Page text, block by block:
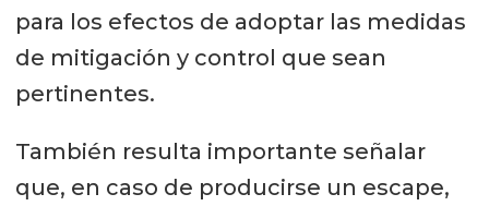
para los efectos de adoptar las medidas
de mitigación y control que sean
pertinentes.
También resulta importante señalar
que, en caso de producirse un escape,